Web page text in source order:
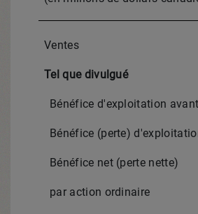
Ventes
Tel que divulgué
Bénéfice d'exploitation
Bénéfice (perte)
Bénéfice net (perte nette)
par action ordinaire